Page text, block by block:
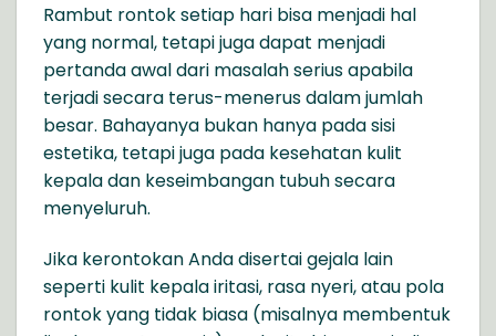
Rambut rontok setiap hari bisa menjadi hal
yang normal, tetapi juga dapat menjadi
pertanda awal dari masalah serius apabila
terjadi secara terus-menerus dalam jumlah
besar. Bahayanya bukan hanya pada sisi
estetika, tetapi juga pada kesehatan kulit
kepala dan keseimbangan tubuh secara
menyeluruh.
Jika kerontokan Anda disertai gejala lain
seperti kulit kepala iritasi, rasa nyeri, atau pola
rontok yang tidak biasa (misalnya membentuk